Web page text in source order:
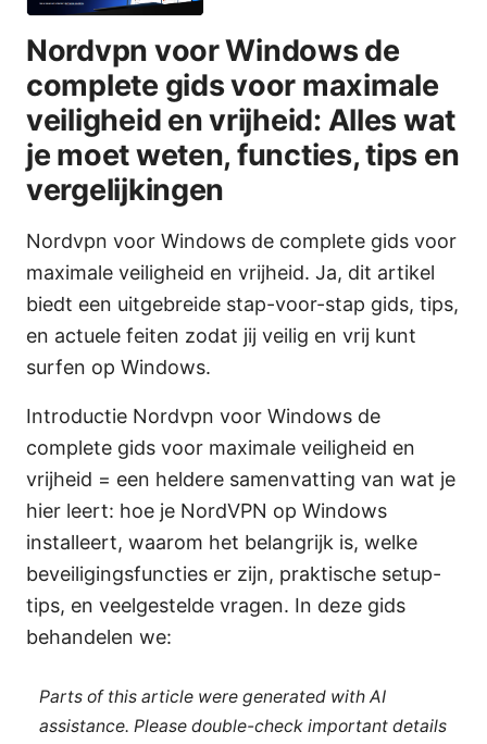
Nordvpn voor Windows de
complete gids voor maximale
veiligheid en vrijheid: Alles wat
je moet weten, functies, tips en
vergelijkingen
Nordvpn voor Windows de complete gids voor
maximale veiligheid en vrijheid. Ja, dit artikel
biedt een uitgebreide stap-voor-stap gids, tips,
en actuele feiten zodat jij veilig en vrij kunt
surfen op Windows.
Introductie Nordvpn voor Windows de
complete gids voor maximale veiligheid en
vrijheid = een heldere samenvatting van wat je
hier leert: hoe je NordVPN op Windows
installeert, waarom het belangrijk is, welke
beveiligingsfuncties er zijn, praktische setup-
tips, en veelgestelde vragen. In deze gids
behandelen we:
Parts of this article were generated with AI
assistance. Please double-check important details